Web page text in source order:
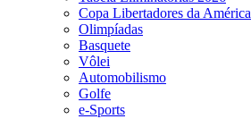
Copa Libertadores da América
Olimpíadas
Basquete
Vôlei
Automobilismo
Golfe
e-Sports